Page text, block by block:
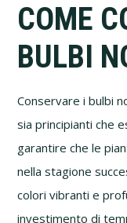
COME
BULBI
Conservare i bulbi
sia principianti che
garantire che le
nella stagione
colori vibranti e
investimento di